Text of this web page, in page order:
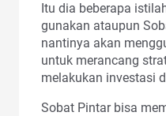
Itu dia beberapa
gunakan ataupun
nantinya akan
untuk merancang
melakukan investasi
Sobat Pintar bisa